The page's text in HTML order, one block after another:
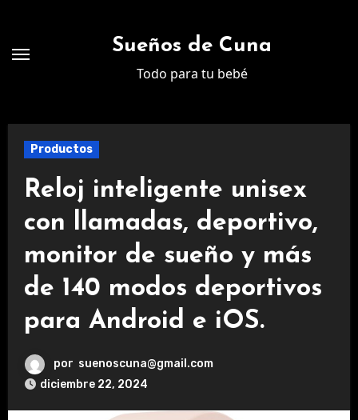
contenido
Sueños de Cuna
Todo para tu bebé
Productos
Reloj inteligente unisex
con llamadas, deportivo,
monitor de sueño y más
de 140 modos deportivos
para Android e iOS.
por suenoscuna@gmail.com
diciembre 22, 2024